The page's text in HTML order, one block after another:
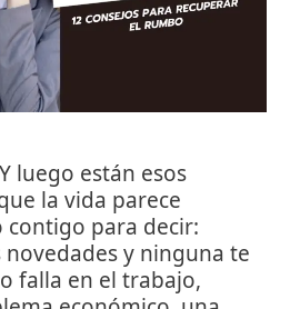
luego están esos
la vida parece
para decir:
novedades y ninguna te
falla en el trabajo,